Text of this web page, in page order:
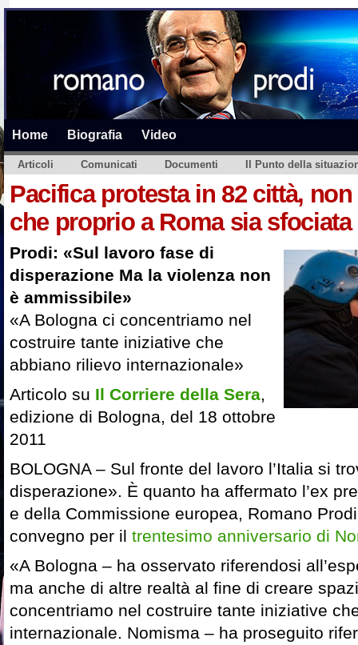
Home Biografia Video
Articoli Comunicati Documenti Il Punto della
Pacifica protesta in 82 città,
che proprio a Roma sia
Prodi: «Sul lavoro fase di
disperazione Ma la violenza non
è ammissibile»
«A Bologna ci concentriamo nel
costruire tante iniziative che
abbiano rilievo internazionale»
Articolo su Il Corriere della Sera,
edizione di Bologna, del 18 ottobre
2011
BOLOGNA – Sul fronte del lavoro l’Italia si
disperazione». È quanto ha affermato l’ex
e della Commissione europea, Romano
convegno per il trentesimo anniversario di
«A Bologna – ha osservato riferendosi
ma anche di altre realtà al fine di creare
concentriamo nel costruire tante iniziative
internazionale. Nomisma – ha proseguito